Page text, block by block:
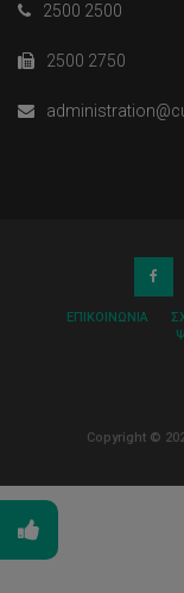
2500 2500
2500 2750
ΕΠΙΚΟΙΝΩΝΊΑ
Copyright ©